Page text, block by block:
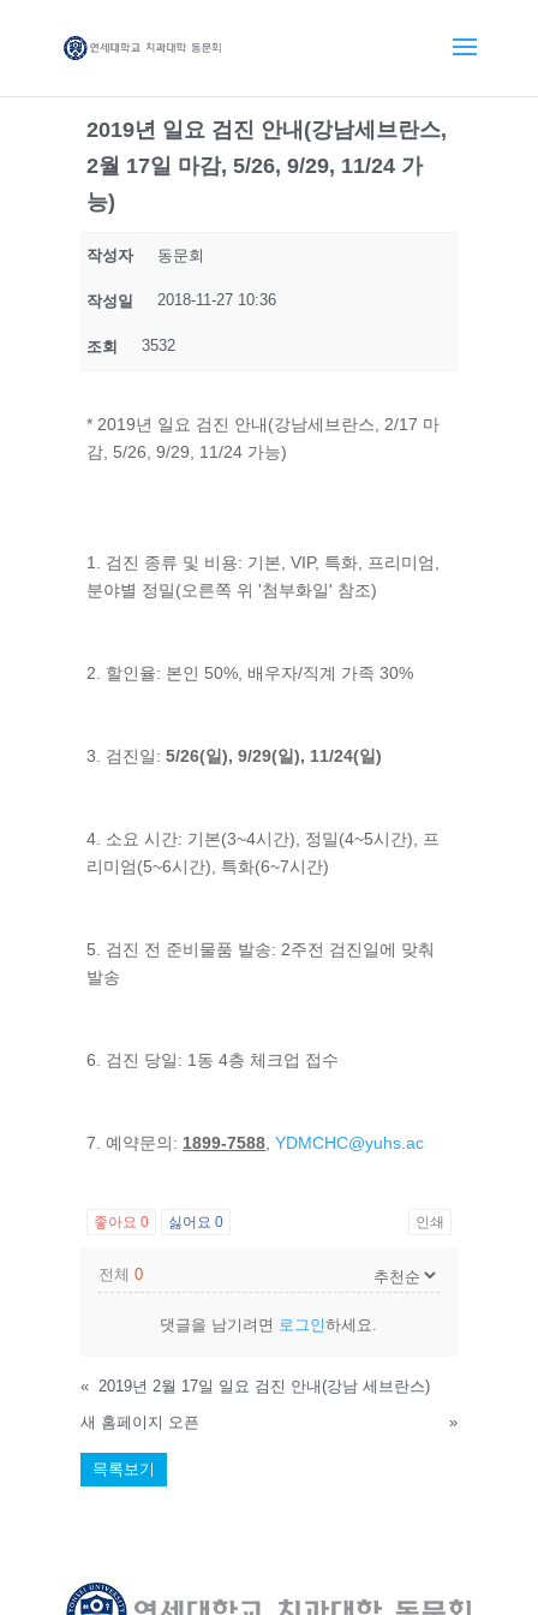
2019년 일요 검진 안내(강남세브란스,
2월 17일 마감, 5/26, 9/29, 11/24 가
능)
작성자 동문회
작성일 2018-11-27 10:36
조회 3532
* 2019년 일요 검진 안내(강남세브란스, 2/17 마
감, 5/26, 9/29, 11/24 가능)
1. 검진 종류 및 비용: 기본, VIP, 특화, 프리미엄,
분야별 정밀(오른쪽 위 '첨부화일' 참조)
2. 할인율: 본인 50%, 배우자/직계 가족 30%
3. 검진일:5/26(일), 9/29(일), 11/24(일)
4. 소요 시간: 기본(3~4시간), 정밀(4~5시간), 프
리미엄(5~6시간), 특화(6~7시간)
5. 검진 전 준비물품 발송: 2주전 검진일에 맞춰
발송
6. 검진 당일: 1동 4층 체크업 접수
7. 예약문의: 1899-7588 ,YDMCHC@yuhs.ac
좋아요0 싫어요0 인쇄
전체0
댓글을 남기려면 로그인하세요.
« 2019년 2월 17일 일요 검진 안내(강남 세브란스)
새 홈페이지 오픈
»
목록보기